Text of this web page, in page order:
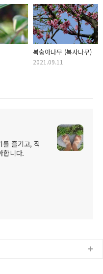
복숭아나무 (복사나무)
2021.09.11
즐기고, 직
합니다.